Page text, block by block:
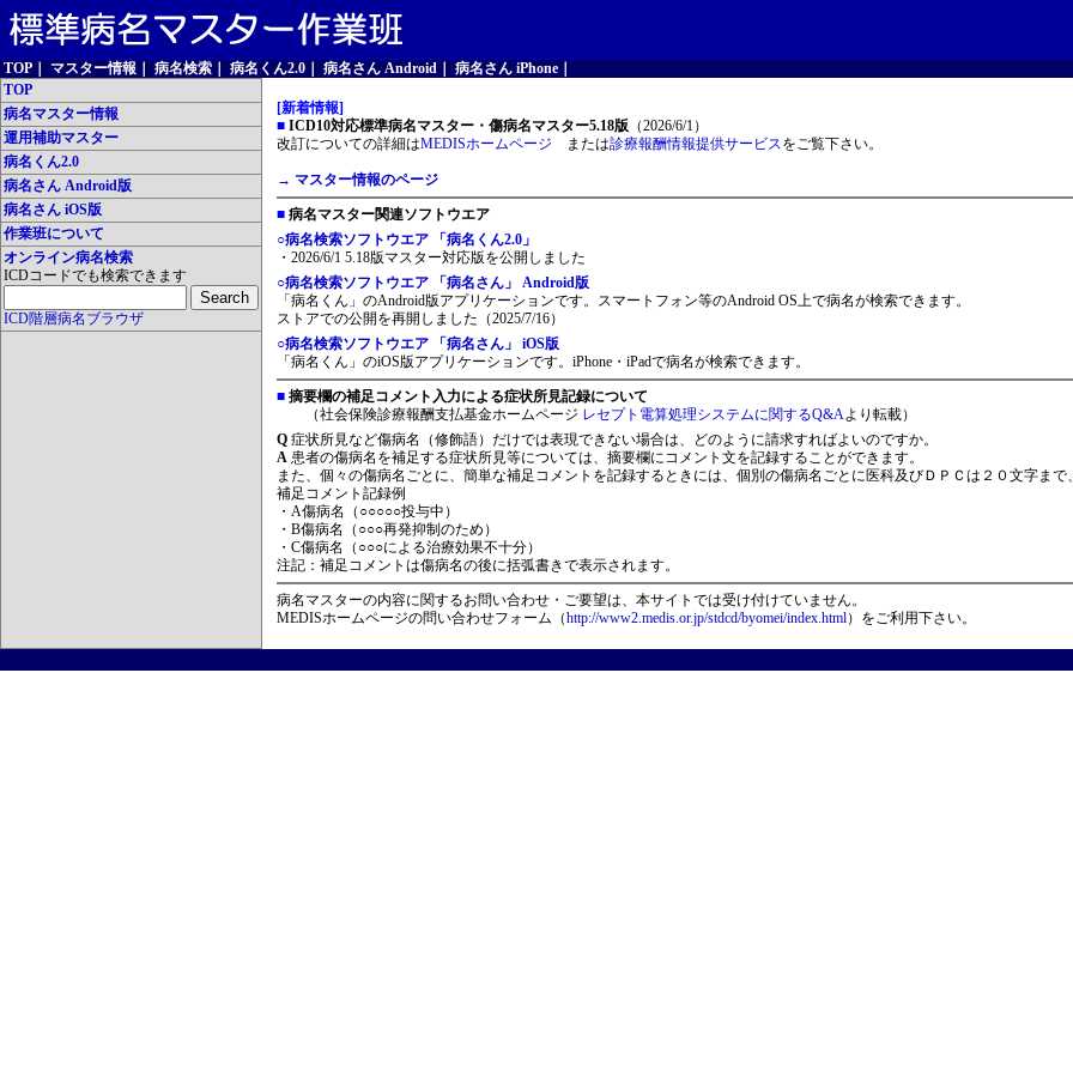
TOP マスター情報 病名検索 病名くん2.0 病名さん Android 病名さん iPhone
TOP
病名マスター情報
運用補助マスター
病名くん2.0
病名さん Android版
病名さん iOS版
作業班について
オンライン病名検索
ICDコードでも検索できます
ICD階層病名ブラウザ
[新着情報]
■ ICD10対応標準病名マスター・傷病名マスター5.18版 （2026/6/1）
改訂についての詳細はMEDISホームページ または診療報酬情報提供サービスをご覧下さい。
→ マスター情報のページ
■ 病名マスター関連ソフトウエア
○病名検索ソフトウエア 「病名くん2.0」
・2026/6/1 5.18版マスター対応版を公開しました
○病名検索ソフトウエア 「病名さん」 Android版
「病名くん」のAndroid版アプリケーションです。スマートフォン等のAndroid OS上で病名が検索できます。
ストアでの公開を再開しました（2025/7/16）
○病名検索ソフトウエア 「病名さん」 iOS版
「病名くん」のiOS版アプリケーションです。iPhone・iPadで病名が検索できます。
■ 摘要欄の補足コメント入力による症状所見記録について
（社会保険診療報酬支払基金ホームページ レセプト電算処理システムに関するQ&Aより転載）
Q 症状所見など傷病名（修飾語）だけでは表現できない場合は、どのように請求すればよいのですか。
A 患者の傷病名を補足する症状所見等については、摘要欄にコメント文を記録することができます。
また、個々の傷病名ごとに、簡単な補足コメントを記録するときには、個別の傷病名ごとに医科及びＤＰＣは２０文字まで
補足コメント記録例
・A傷病名（○○○○○投与中）
・B傷病名（○○○再発抑制のため）
・C傷病名（○○○による治療効果不十分）
注記：補足コメントは傷病名の後に括弧書きで表示されます。
病名マスターの内容に関するお問い合わせ・ご要望は、本サイトでは受け付けていません。
MEDISホームページの問い合わせフォーム（http://www2.medis.or.jp/stdcd/byomei/index.html）をご利用下さい。